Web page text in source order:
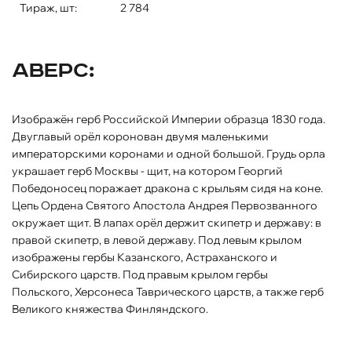
Тираж, шт: 2 784
Аверс:
Изображён герб Российской Империи образца 1830 года.
Двуглавый орёл коронован двумя маленькими
императорскими коронами и одной большой. Грудь орла
украшает герб Москвы - щит, на котором Георгий
Победоносец поражает дракона с крыльям сидя на коне.
Цепь Ордена Святого Апостола Андрея Первозванного
окружает щит. В лапах орёл держит скипетр и державу: в
правой скипетр, в левой державу. Под левым крылом
изображены гербы Казанского, Астраханского и
Сибирского царств. Под правым крылом гербы
Польского, Херсонеса Таврического царств, а также герб
Великого княжества Финляндского.